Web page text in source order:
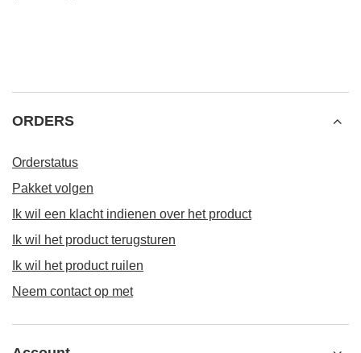
ORDERS
Orderstatus
Pakket volgen
Ik wil een klacht indienen over het product
Ik wil het product terugsturen
Ik wil het product ruilen
Neem contact op met